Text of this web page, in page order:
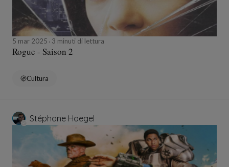
5 mar 2025 3 minuti di lettura
Rogue - Saison 2
Cultura
Stéphane Hoegel